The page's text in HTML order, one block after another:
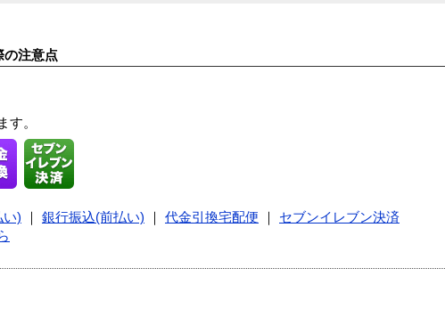
の注意点
す。
い) 銀行振込(前払い) 代金引換宅配便
セブンイレブン決済